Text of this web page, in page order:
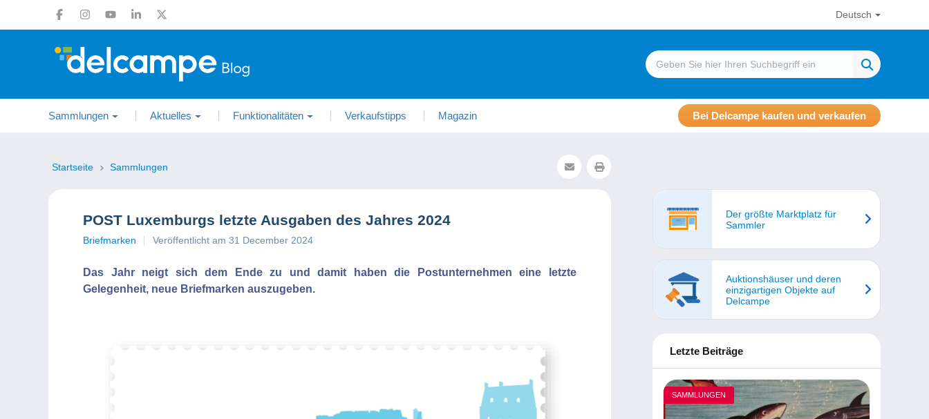
Deutsch
Sammlungen Aktuelles Funktionalitäten Verkaufstipps Magazin Bei Delcampe kaufen und verkaufen
Startseite Sammlungen
POST Luxemburgs letzte Ausgaben des Jahres 2024
Briefmarken Veröffentlicht am 31 December 2024
Das Jahr neigt sich dem Ende zu und damit haben die Postunternehmen eine letzte
Gelegenheit, neue Briefmarken auszugeben.
Der größte Marktplatz für
Sammler
Auktionshäuser und deren
einzigartigen Objekte auf
Delcampe
Letzte Beiträge
SAMMLUNGEN